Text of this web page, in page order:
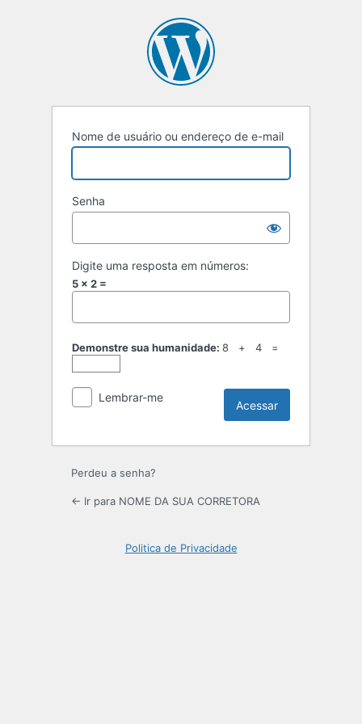
Nome de usuário ou endereço de e-mail
Senha
Digite uma resposta em números:
5 × 2 =
Demonstre sua humanidade: 8 + 4 =
Lembrar-me
Perdeu a senha?
← Ir para NOME DA SUA CORRETORA
Politica de Privacidade